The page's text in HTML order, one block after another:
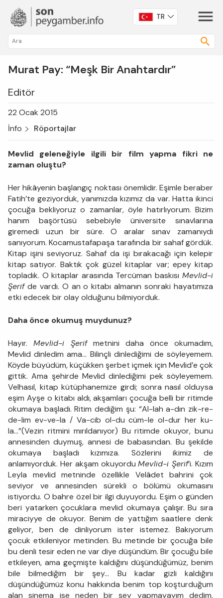
TR
Murat Pay: “Meşk Bir Anahtardır”
Editör
22 Ocak 2015
İnfo
Röportajlar
Mevlid geleneğiyle ilgili bir film yapma fikri ne
zaman oluştu?
Her hikâyenin başlangıç noktası önemlidir. Eşimle beraber
Fatih’te geziyorduk, yanımızda kızımız da var. Hatta ikinci
çocuğa bekliyoruz o zamanlar, öyle hatırlıyorum. Bizim
hanım başörtüsü sebebiyle üniversite sınavlarına
giremedi uzun bir süre. O aralar sınav zamanıydı
sanıyorum. Kocamustafapaşa tarafında bir sahaf gördük.
Kitap işini seviyoruz. Sahaf da işi bırakacağı için kelepir
kitap satıyor. Baktık çok güzel kitaplar var; epey kitap
topladık. O kitaplar arasında Tercüman baskısı Mevlid-i
Şerifde vardı. O an o kitabı almanın sonraki hayatımıza
etki edecek bir olay olduğunu bilmiyorduk.
Daha önce okumuş muydunuz?
Hayır. Mevlid-i Şerifmetnini daha önce okumadım,
Mevlid dinledim ama… Bilinçli dinlediğimi de söyleyemem.
Köyde büyüdüm, küçükken şerbet içmek için Mevlid’e çok
gittik. Ama şehirde Mevlid dinlediğimi pek söyleyemem.
Velhasıl, kitap kütüphanemize girdi; sonra nasıl olduysa
eşim Ayşe o kitabı aldı, akşamları çocuğa belli bir ritimde
okumaya başladı. Ritim dediğim şu: “Al-lah a-dın zik-re-
de-lim ev-ve-la / Va-cib ol-du cüm-le ol-dur her ku-
la…”(Vezin ritmini mırıldanıyor) Bu ritimde okuyor, bunu
annesinden duymuş, annesi de babasından. Bu şekilde
okumaya başladı kızımıza. Sözlerini ikimiz de
anlamıyorduk. Her akşam okuyorduMevlid-i Şerif’i. Kızım
Leyla mevlid metninde özellikle Velâdet bahrini çok
seviyor ve annesinden sürekli o bölümü okumasını
istiyordu. O bahre özel bir ilgi duyuyordu. Eşim o günden
beri yatarken çocuklara mevlid okumaya çalışır. Bu sıra
miraciyye de okuyor. Benim de yattığım saatlere denk
geliyor, ben de dinliyorum ister istemez. Bakıyorum
çocuk etkileniyor metinden. Bu metinde bir çocuğa bile
bu denli tesir eden ne var diye düşündüm. Bir çocuğu bile
etkileyen, ama geçmişte kaldığını düşündüğümüz, benim
bile bilmediğim bir şey… Bu kadar gizli kaldığını
düşündüğümüz konu hakkında benim top koşturduğum
alan sinema ise neden bir şey yapmayayım dedim.